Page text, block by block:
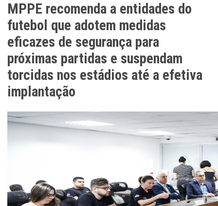
MPPE recomenda a entidades do
futebol que adotem medidas
eficazes de segurança para
próximas partidas e suspendam
torcidas nos estádios até a efetiva
implantação